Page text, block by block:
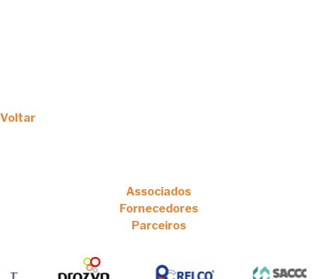
Voltar
Associados
Fornecedores
Parceiros